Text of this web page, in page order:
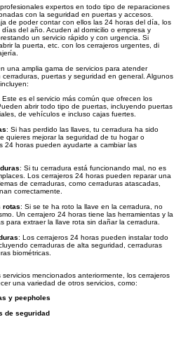
expertos en todo tipo de reparaciones
con la seguridad en puertas y accesos.
de poder contar con ellos las 24 horas del día, los
del año. Acuden al domicilio o empresa y
un servicio rápido y con urgencia. Si
la puerta, etc. con los cerrajeros urgentes, di
una amplia gama de servicios para atender
puertas y seguridad en general. Algunos
Este es el servicio más común que ofrecen los
abrir todo tipo de puertas, incluyendo puertas
de vehículos e incluso cajas fuertes.
: Si has perdido las llaves, tu cerradura ha sido
quieres mejorar la seguridad de tu hogar o
24 horas pueden ayudarte a cambiar las
: Si tu cerradura está funcionando mal, no es
Los cerrajeros 24 horas pueden reparar una
de cerraduras, como cerraduras atascadas,
correctamente.
rotas: Si se te ha roto la llave en la cerradura, no
Un cerrajero 24 horas tiene las herramientas y la
para extraer la llave rota sin dañar la cerradura.
: Los cerrajeros 24 horas pueden instalar todo
cerraduras de alta seguridad, cerraduras
biométricas.
mencionados anteriormente, los cerrajeros
una variedad de otros servicios, como:
y peepholes
de seguridad